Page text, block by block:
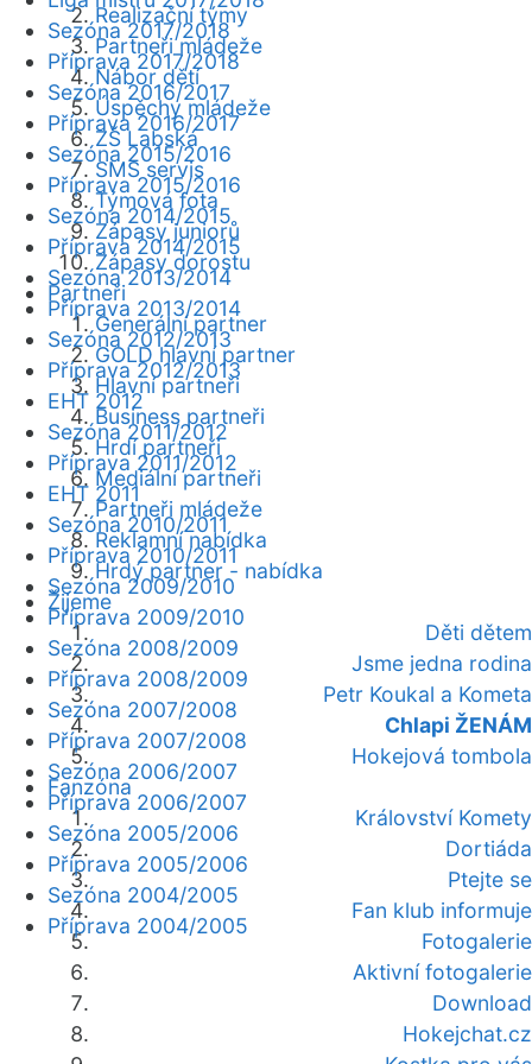
Realizační týmy
Partneři mládeže
Nábor dětí
Úspěchy mládeže
ZŠ Labská
SMS servis
Týmová fota
Zápasy juniorů
Zápasy dorostu
Partneři
Generální partner
GOLD hlavní partner
Hlavní partneři
Business partneři
Hrdí partneři
Mediální partneři
Partneři mládeže
Reklamní nabídka
Hrdý partner - nabídka
Žijeme
Děti dětem
Jsme jedna rodina
Petr Koukal a Kometa
Chlapi ŽENÁM
Hokejová tombola
Fanzóna
Království Komety
Dortiáda
Ptejte se
Fan klub informuje
Fotogalerie
Aktivní fotogalerie
Download
Hokejchat.cz
Sezóna 2017/2018
Příprava 2017/2018
Sezóna 2016/2017
Příprava 2016/2017
Sezóna 2015/2016
Příprava 2015/2016
Sezóna 2014/2015
Příprava 2014/2015
Sezóna 2013/2014
Příprava 2013/2014
Sezóna 2012/2013
Příprava 2012/2013
EHT 2012
Sezóna 2011/2012
Příprava 2011/2012
EHT 2011
Sezóna 2010/2011
Příprava 2010/2011
Sezóna 2009/2010
Příprava 2009/2010
Sezóna 2008/2009
Příprava 2008/2009
Sezóna 2007/2008
Příprava 2007/2008
Sezóna 2006/2007
Příprava 2006/2007
Sezóna 2005/2006
Příprava 2005/2006
Sezóna 2004/2005
Příprava 2004/2005